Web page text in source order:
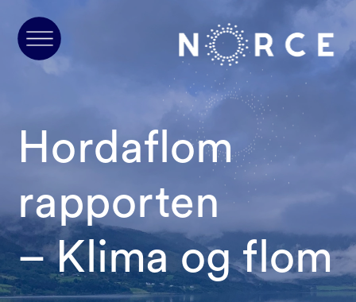
Hordaflom
rapporten
– Klima og flom